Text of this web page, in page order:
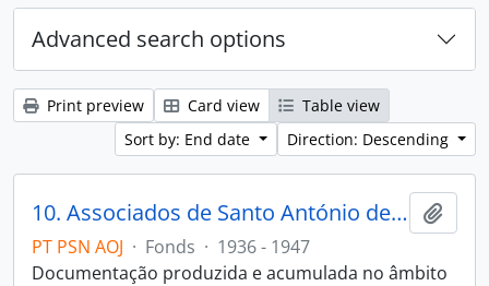
Advanced search options
Print preview Card view
Table view
Sort by: End date
Direction: Descending
10. Associados de Santo António de Lisboa
PT PSN AOJ · Fonds · 1936 - 1947
Documentação produzida e acumulada no âmbito